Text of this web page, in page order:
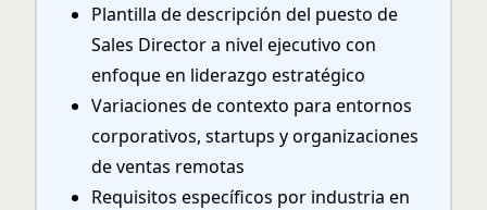
Plantilla de descripción del puesto de
Sales Director a nivel ejecutivo con
enfoque en liderazgo estratégico
Variaciones de contexto para entornos
corporativos, startups y organizaciones
de ventas remotas
Requisitos específicos por industria en